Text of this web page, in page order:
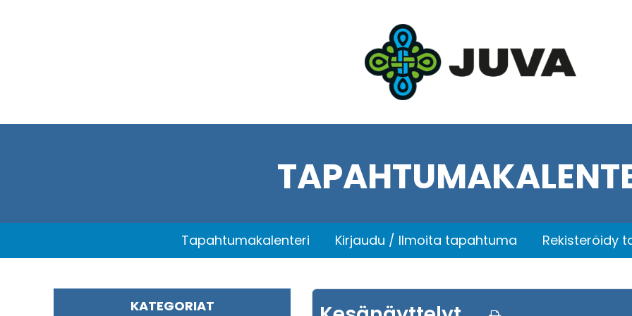
Tapahtumakalenteri Kirjaudu / Ilmoita tapahtuma Rekisteröidy
KATEGORIAT